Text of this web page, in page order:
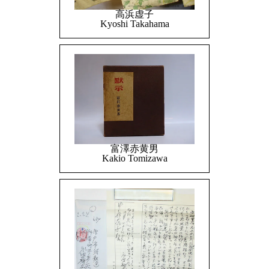
高浜虚子
Kyoshi Takahama
富澤赤黄男
Kakio Tomizawa